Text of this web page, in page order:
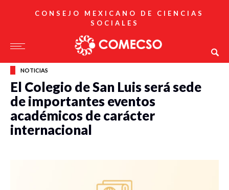
CONSEJO MEXICANO DE CIENCIAS
SOCIALES
NOTICIAS
El Colegio de San Luis será sede
de importantes eventos
académicos de carácter
internacional